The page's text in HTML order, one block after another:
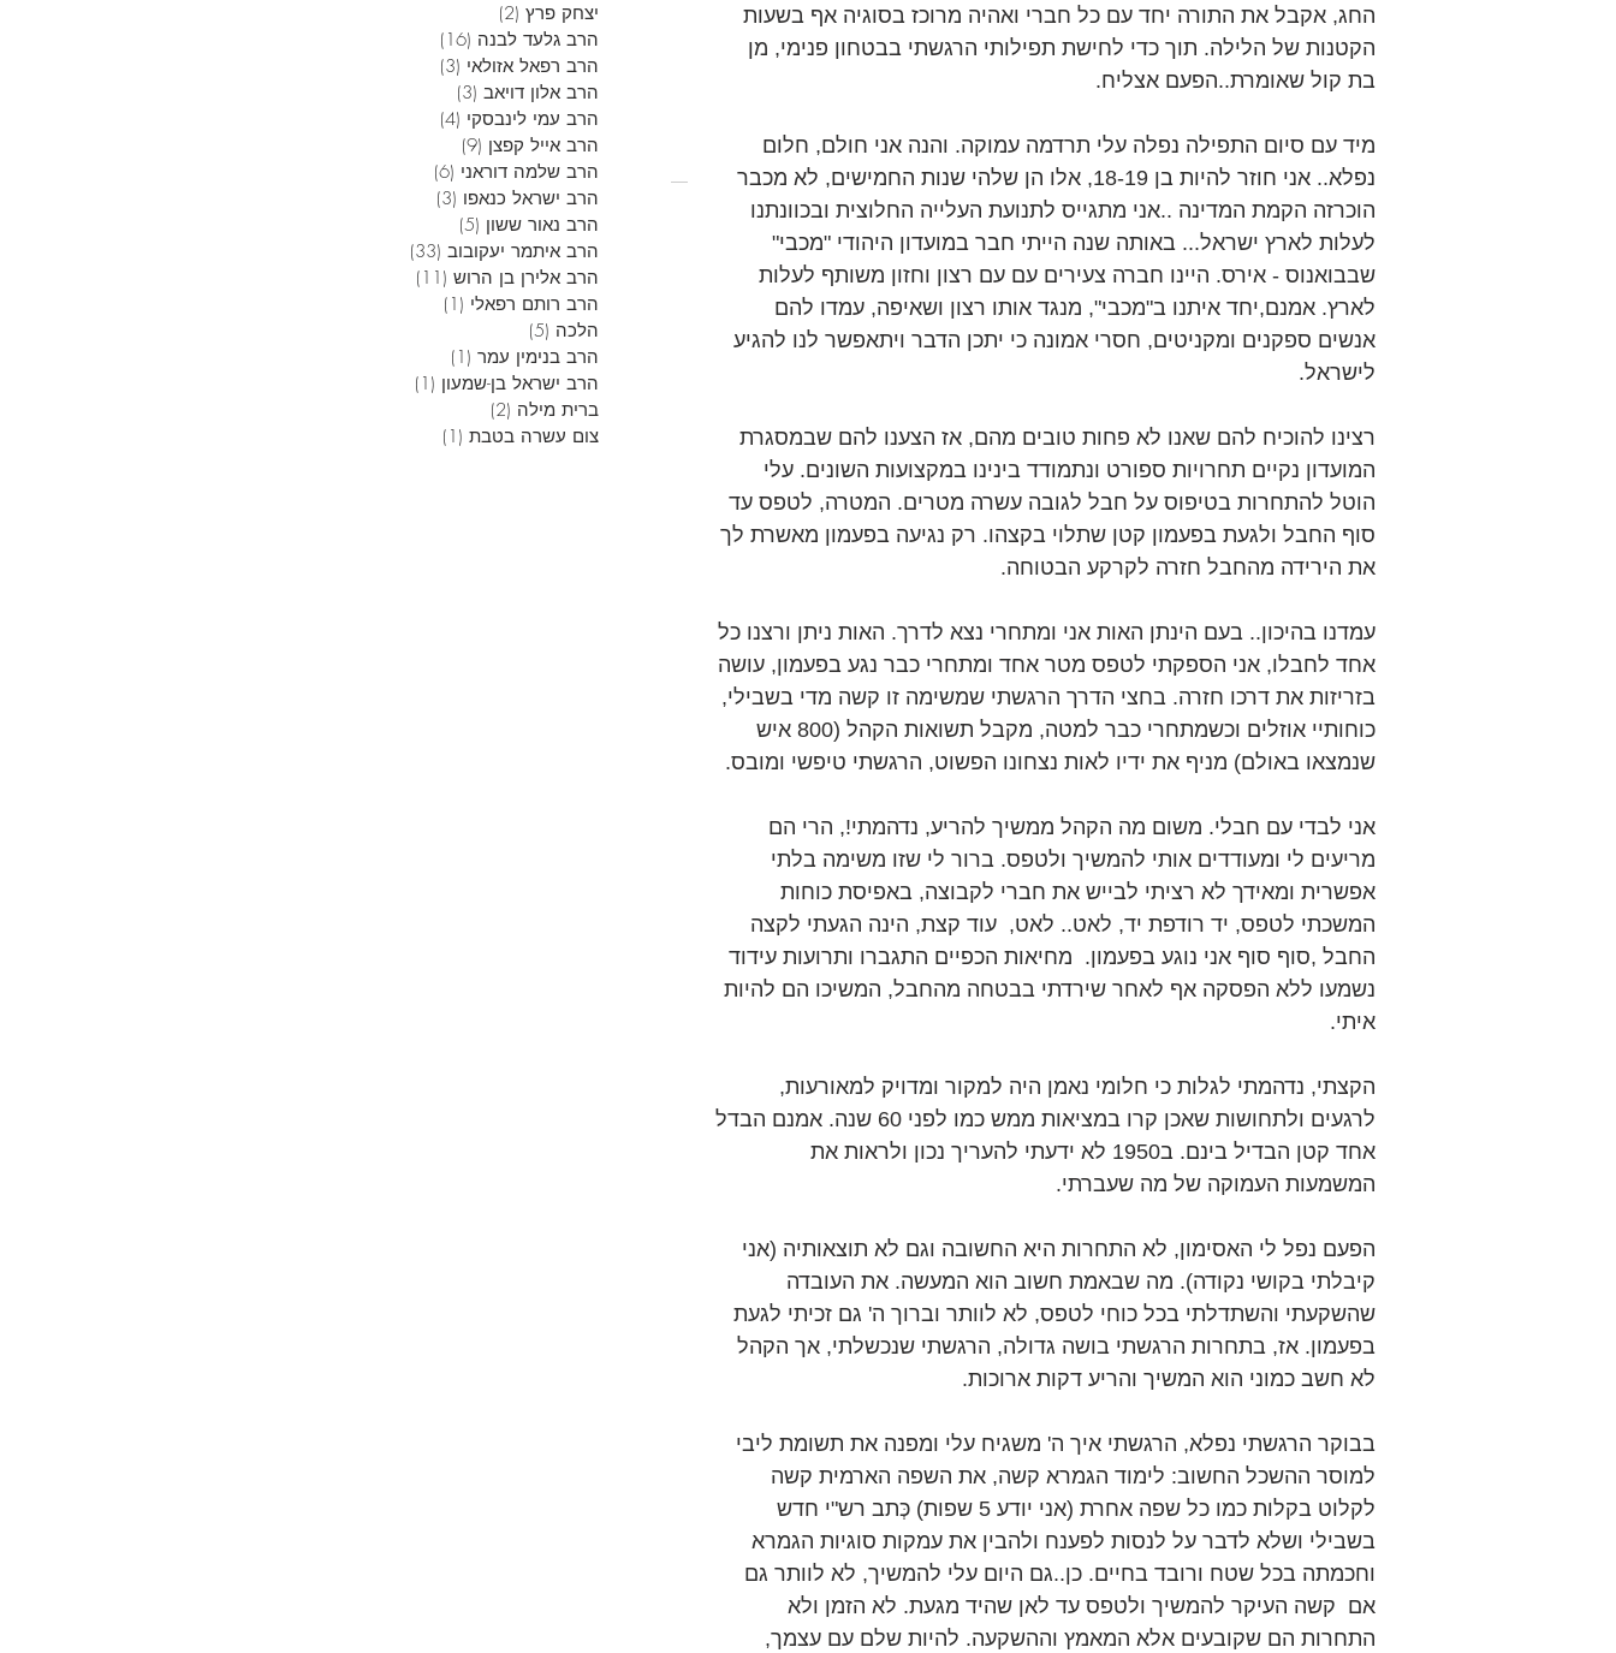
יצחק פרץ (2)
הרב גלעד לבנה (16)
הרב רפאל אזולאי (3)
הרב אלון דויאב (3)
הרב עמי לינבסקי (4)
הרב אייל קפצן (9)
הרב שלמה דוראני (6)
הרב ישראל כנאפו (3)
הרב נאור ששון (5)
הרב איתמר יעקובוב (33)
הרב אלירן בן הרוש (11)
הרב רותם רפאלי (1)
הלכה (5)
הרב בנימין עמר (1)
הרב ישראל בן-שמעון (1)
ברית מילה (2)
צום עשרה בטבת (1)
החג, אקבל את התורה יחד עם כל חברי ואהיה מרוכז בסוגיה אף בשעות
הקטנות של הלילה. תוך כדי לחישת תפילותי הרגשתי בבטחון פנימי, מן
בת קול שאומרת..הפעם אצליח.
מיד עם סיום התפילה נפלה עלי תרדמה עמוקה. והנה אני חולם, חלום
נפלא.. אני חוזר להיות בן 18-19, אלו הן שלהי שנות החמישים, לא מכבר
הוכרזה הקמת המדינה ..אני מתגייס לתנועת העלייה החלוצית ובכוונתנו
לעלות לארץ ישראל... באותה שנה הייתי חבר במועדון היהודי "מכבי"
שבבואנוס - אירס. היינו חברה צעירים עם עם רצון וחזון משותף לעלות
לארץ. אמנם,יחד איתנו ב"מכבי", מנגד אותו רצון ושאיפה, עמדו להם
אנשים ספקנים ומקניטים, חסרי אמונה כי יתכן הדבר ויתאפשר לנו להגיע
לישראל.
רצינו להוכיח להם שאנו לא פחות טובים מהם, אז הצענו להם שבמסגרת
המועדון נקיים תחרויות ספורט ונתמודד בינינו במקצועות השונים. עלי
הוטל להתחרות בטיפוס על חבל לגובה עשרה מטרים. המטרה, לטפס עד
סוף החבל ולגעת בפעמון קטן שתלוי בקצהו. רק נגיעה בפעמון מאשרת לך
את הירידה מהחבל חזרה לקרקע הבטוחה.
עמדנו בהיכון.. בעם הינתן האות אני ומתחרי נצא לדרך. האות ניתן ורצנו כל
אחד לחבלו, אני הספקתי לטפס מטר אחד ומתחרי כבר נגע בפעמון, עושה
בזריזות את דרכו חזרה. בחצי הדרך הרגשתי שמשימה זו קשה מדי בשבילי,
כוחותיי אוזלים וכשמתחרי כבר למטה, מקבל תשואות הקהל (800 איש
שנמצאו באולם) מניף את ידיו לאות נצחונו הפשוט, הרגשתי טיפשי ומובס.
אני לבדי עם חבלי. משום מה הקהל ממשיך להריע, נדהמתי!, הרי הם
מריעים לי ומעודדים אותי להמשיך ולטפס. ברור לי שזו משימה בלתי
אפשרית ומאידך לא רציתי לבייש את חברי לקבוצה, באפיסת כוחות
המשכתי לטפס, יד רודפת יד, לאט.. לאט,  עוד קצת, הינה הגעתי לקצה
החבל ,סוף סוף אני נוגע בפעמון.  מחיאות הכפיים התגברו ותרועות עידוד
נשמעו ללא הפסקה אף לאחר שירדתי בבטחה מהחבל, המשיכו הם להיות
איתי.
הקצתי, נדהמתי לגלות כי חלומי נאמן היה למקור ומדויק למאורעות,
לרגעים ולתחושות שאכן קרו במציאות ממש כמו לפני 60 שנה. אמנם הבדל
אחד קטן הבדיל בינם. ב1950 לא ידעתי להעריך נכון ולראות את
המשמעות העמוקה של מה שעברתי.
הפעם נפל לי האסימון, לא התחרות היא החשובה וגם לא תוצאותיה (אני
קיבלתי בקושי נקודה). מה שבאמת חשוב הוא המעשה. את העובדה
שהשקעתי והשתדלתי בכל כוחי לטפס, לא לוותר וברוך ה' גם זכיתי לגעת
בפעמון. אז, בתחרות הרגשתי בושה גדולה, הרגשתי שנכשלתי, אך הקהל
לא חשב כמוני הוא המשיך והריע דקות ארוכות.
בבוקר הרגשתי נפלא, הרגשתי איך ה' משגיח עלי ומפנה את תשומת ליבי
למוסר ההשכל החשוב: לימוד הגמרא קשה, את השפה הארמית קשה
לקלוט בקלות כמו כל שפה אחרת (אני יודע 5 שפות) כְּתב רש"י חדש
בשבילי ושלא לדבר על לנסות לפענח ולהבין את עמקות סוגיות הגמרא
וחכמתה בכל שטח ורובד בחיים. כן..גם היום עלי להמשיך, לא לוותר גם
אם  קשה העיקר להמשיך ולטפס עד לאן שהיד מגעת. לא הזמן ולא
התחרות הם שקובעים אלא המאמץ וההשקעה. להיות שלם עם עצמך,